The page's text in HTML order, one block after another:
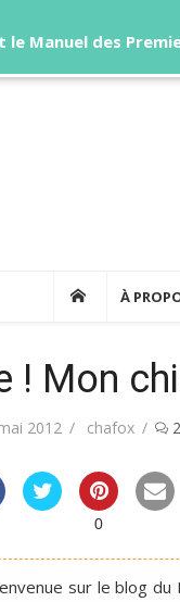
À
! Mon
2012 Author
chafox
0
sur le blog
Manuel des